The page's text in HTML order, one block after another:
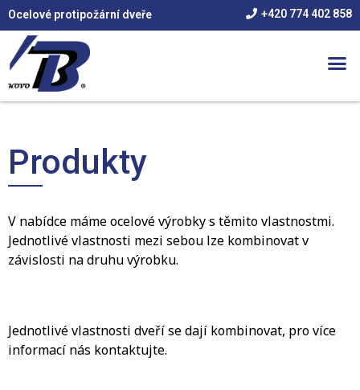
Ocelové protipožární dveře +420 774 402 858
Produkty
V nabídce máme ocelové výrobky s těmito vlastnostmi.
Jednotlivé vlastnosti mezi sebou lze kombinovat v
závislosti na druhu výrobku.
Jednotlivé vlastnosti dveří se dají kombinovat, pro více
informací nás kontaktujte.